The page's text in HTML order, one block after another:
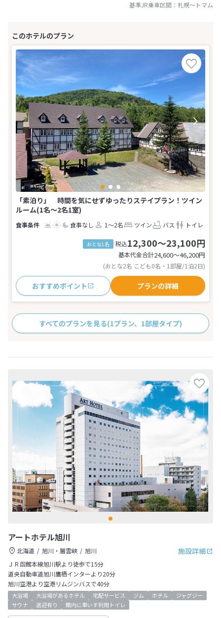
基準JR乗車区間： 札幌～トマム
「素泊り」 時間を気にせずゆったりステイプラン！ツイン
ルーム(1名～2名1室)
食事なし 1～2名 ツイン バス トイレ
おとな1名 税込12,300～23,100円
基本代金合計24,600〜46,200円
(おとな2名 こども0名・1部屋/1泊2日)
おすすめポイント プランの詳細
すべてのプランを見る(1プラン、1部屋タイプ)
アートホテル旭川
施設詳細
北海道 旭川・層雲峡
旭川
ＪＲ函館本線旭川駅より徒歩で15分
道央自動車道旭川鷹栖インターより20分
旭川空港より空港リムジンバスで40分
大浴場 大浴場があるホテル 宅配サービス ジム ホテル
ジャグジー
サウナ
送迎有り 館内に車いす利用トイレ